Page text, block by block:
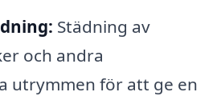
Städning av
och andra
utrymmen för att ge en